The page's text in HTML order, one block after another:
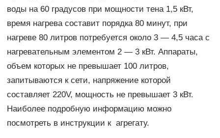
воды на 60 градусов при мощности тена 1,5 кВт,
время нагрева составит порядка 80 минут, при
нагреве 80 литров потребуется около 3 — 4,5 часа с
нагревательным элементом 2 — 3 кВт. Аппараты,
объем которых не превышает 100 литров,
запитываются к сети, напряжение которой
составляет 220V, мощность не превышает 3 кВт.
Наиболее подробную информацию можно
посмотреть в инструкции к агрегату.